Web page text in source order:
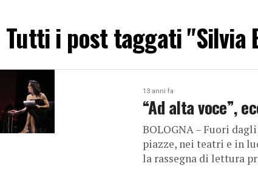
Tutti i post taggati "Silvia
13 anni fa
“Ad alta voce”,
BOLOGNA – Fuori
piazze, nei teatri e in
la rassegna di lettura